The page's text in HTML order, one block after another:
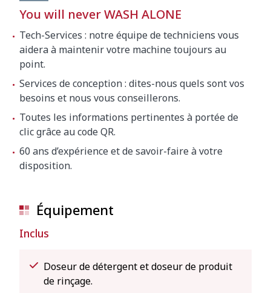
You will never WASH ALONE
Tech-Services : notre équipe de techniciens vous
aidera à maintenir votre machine toujours au
point.
Services de conception : dites-nous quels sont vos
besoins et nous vous conseillerons.
Toutes les informations pertinentes à portée de
clic grâce au code QR.
60 ans d’expérience et de savoir-faire à votre
disposition.
Équipement
Inclus
Doseur de détergent et doseur de produit
de rinçage.